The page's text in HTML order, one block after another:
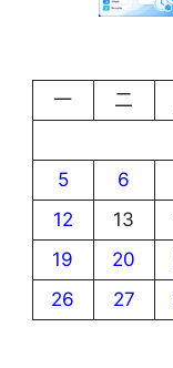
一
二
5
6
12
13
19
20
26
27